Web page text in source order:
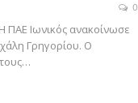
0
ΠΑΕ Ιωνικός ανακοίνωσε
Γρηγορίου. Ο